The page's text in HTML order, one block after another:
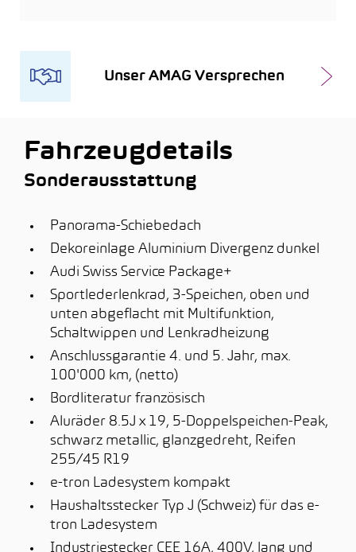
Unser AMAG Versprechen
Fahrzeugdetails
Sonderausstattung
Panorama-Schiebedach
Dekoreinlage Aluminium Divergenz dunkel
Audi Swiss Service Package+
Sportlederlenkrad, 3-Speichen, oben und
unten abgeflacht mit Multifunktion,
Schaltwippen und Lenkradheizung
Anschlussgarantie 4. und 5. Jahr, max.
100'000 km, (netto)
Bordliteratur französisch
Aluräder 8.5J x 19, 5-Doppelspeichen-Peak,
schwarz metallic, glanzgedreht, Reifen
255/45 R19
e-tron Ladesystem kompakt
Haushaltsstecker Typ J (Schweiz) für das e-
tron Ladesystem
Industriestecker CEE 16A, 400V, lang und